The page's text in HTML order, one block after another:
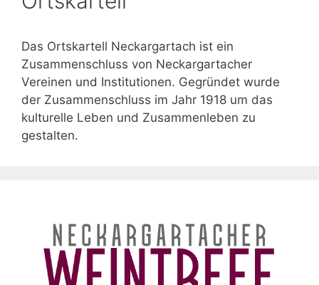
Das Ortskartell Neckargartach ist ein
Zusammenschluss von Neckargartacher
Vereinen und Institutionen. Gegründet wurde
der Zusammenschluss im Jahr 1918 um das
kulturelle Leben und Zusammenleben zu
gestalten.